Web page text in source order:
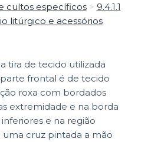
cultos específicos> 9.4.1.1
litúrgico e acessórios
tira de tecido utilizada
frontal é de tecido
roxa com bordados
extremidade e na borda
e na região
uma cruz pintada a mão